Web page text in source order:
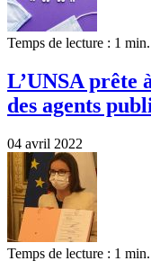
Temps de lecture : 1 min.
L’UNSA prête
des agents
04 avril 2022
Temps de lecture : 1 min.